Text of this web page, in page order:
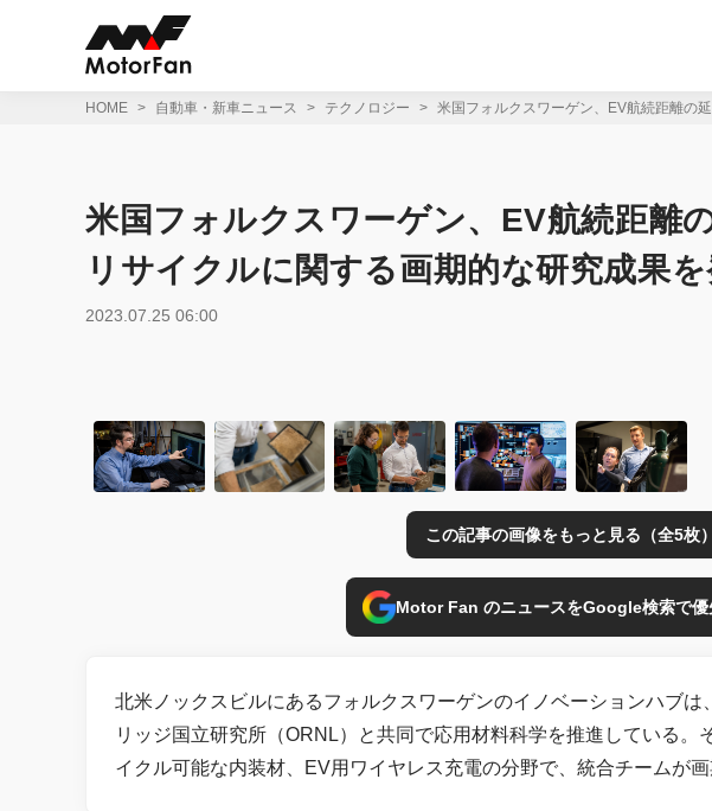
HOME 自動車・新車ニュース テクノロジー 米国フォルクスワーゲン、EV航続距離の
米国フォルクスワーゲン、EV航続距離
リサイクルに関する画期的な研究成果
2023.07.25 06:00
この記事の画像をもっと見る（全5枚）
Motor Fan のニュースをGoogle検索で優
北米ノックスビルにあるフォルクスワーゲンのイノベーションハブは
リッジ国立研究所（ORNL）と共同で応用材料科学を推進している。
イクル可能な内装材、EV用ワイヤレス充電の分野で、統合チームが